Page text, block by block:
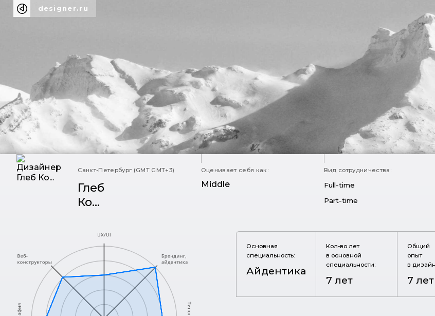
designer.ru
Санкт-Петербург (GMT GMT+3)
Глеб
Ко...
Оценивает себя как:
Middle
Вид сотрудничества:
Full-time
Part-time
Основная
специальность:
Айдентика
Кол-во лет
в основной
специальности:
7 лет
Общий
опыт
в
7 лет